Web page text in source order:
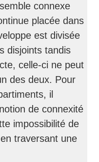
connexe
placée dans
est divisée
disjoints tandis
celle-ci ne peut
des deux. Pour
il
de connexité
impossibilité de
traversant une